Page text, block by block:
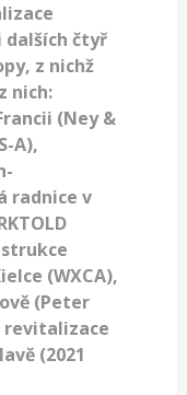
dalších čtyř
z nichž
nich:
(Ney &
A),
radnice v
(WXCA),
(Peter
revitalizace
(2021